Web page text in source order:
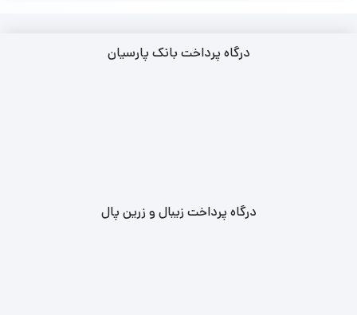
درگاه پرداخت بانک پارسیان
درگاه پرداخت زیبال و زرین پال